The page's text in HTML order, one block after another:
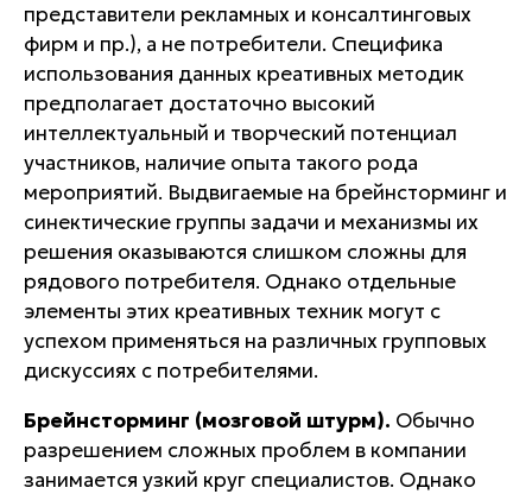
представители рекламных и консалтинговых
фирм и пр.), а не потребители. Специфика
использования данных креативных методик
предполагает достаточно высокий
интеллектуальный и творческий потенциал
участников, наличие опыта такого рода
мероприятий. Выдвигаемые на брейнсторминг и
синектические группы задачи и механизмы их
решения оказываются слишком сложны для
рядового потребителя. Однако отдельные
элементы этих креативных техник могут с
успехом применяться на различных групповых
дискуссиях с потребителями.
Брейнсторминг (мозговой штурм). Обычно
разрешением сложных проблем в компании
занимается узкий круг специалистов. Однако